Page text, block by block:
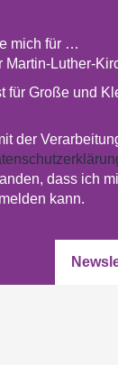
mich für …
Martin-Luther-
für Große und
der
dass ich
kann.